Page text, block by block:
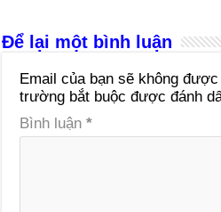
Để lại một bình luận
Email của bạn sẽ không
trường bắt buộc được đánh
Bình luận*